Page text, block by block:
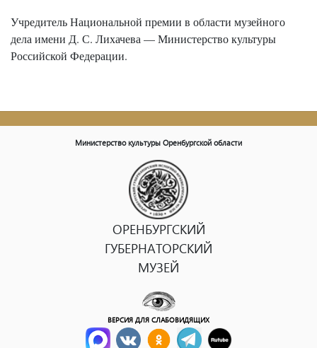
Учредитель Национальной премии в области музейного
дела имени Д. С. Лихачева — Министерство культуры
Российской Федерации.
Министерство культуры Оренбургской области
ОРЕНБУРГСКИЙ
ГУБЕРНАТОРСКИЙ
МУЗЕЙ
ВЕРСИЯ ДЛЯ СЛАБОВИДЯЩИХ